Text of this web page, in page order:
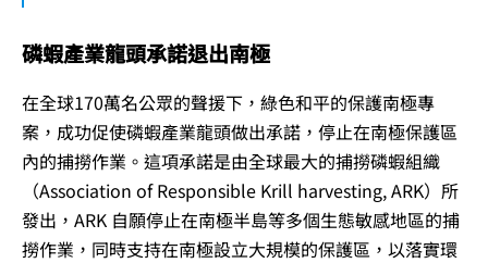
磷蝦產業龍頭承諾退出南極
在全球170萬名公眾的聲援下，綠色和平的保護南極專
案，成功促使磷蝦產業龍頭做出承諾，停止在南極保護區
內的捕撈作業。這項承諾是由全球最大的捕撈磷蝦組織
（Association of Responsible Krill harvesting, ARK）所
發出，ARK 自願停止在南極半島等多個生態敏感地區的捕
撈作業，同時支持在南極設立大規模的保護區，以落實環